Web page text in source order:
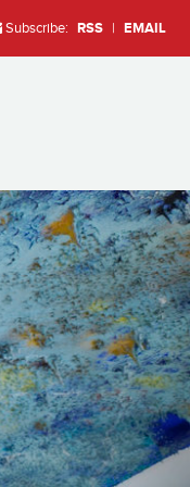
Subscribe: RSS | EMAIL